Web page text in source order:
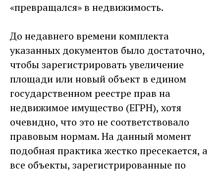
«превращался» в недвижимость.
До недавнего времени комплекта
указанных документов было достаточно,
чтобы зарегистрировать увеличение
площади или новый объект в едином
государственном реестре прав на
недвижимое имущество (ЕГРН), хотя
очевидно, что это не соответствовало
правовым нормам. На данный момент
подобная практика жестко пресекается, а
все объекты, зарегистрированные по